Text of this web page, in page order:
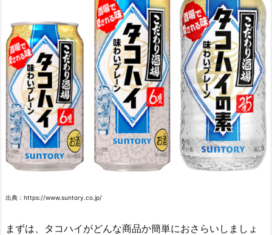
出典：https://www.suntory.co.jp/
まずは、タコハイがどんな商品か簡単におさらいしましょ